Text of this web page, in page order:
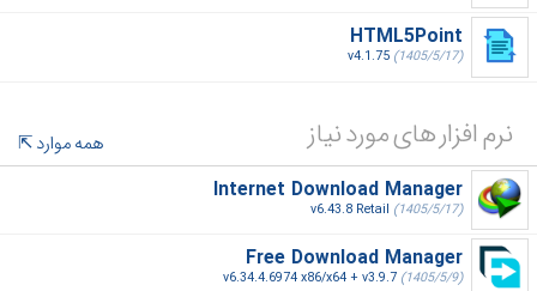
HTML5Point
v4.1.75 (1405/5/17)
نرم افزار های مورد نیاز
همه موارد
Internet Download Manager
v6.43.8 Retail (1405/5/17)
Free Download Manager
v6.34.4.6974 x86/x64 + v3.9.7 (1405/5/9)